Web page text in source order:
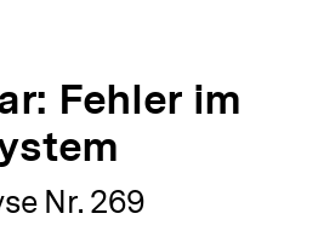
Fehler im
Nr. 269